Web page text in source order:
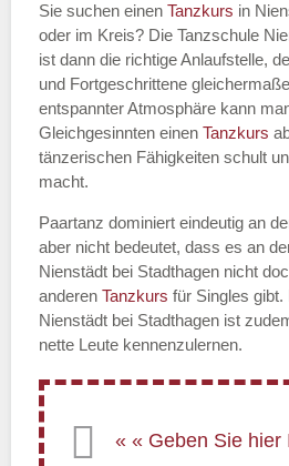
Sie suchen einen Tanzkurs in
oder im Kreis? Die Tanzschule
ist dann die richtige Anlaufstelle,
und Fortgeschrittene
entspannter Atmosphäre kann
Gleichgesinnten einen Tanzkurs
tänzerischen Fähigkeiten schult
macht.
Paartanz dominiert eindeutig an
aber nicht bedeutet, dass es an
Nienstädt bei Stadthagen nicht
anderen Tanzkurs für Singles gibt.
Nienstädt bei Stadthagen ist
nette Leute kennenzulernen.